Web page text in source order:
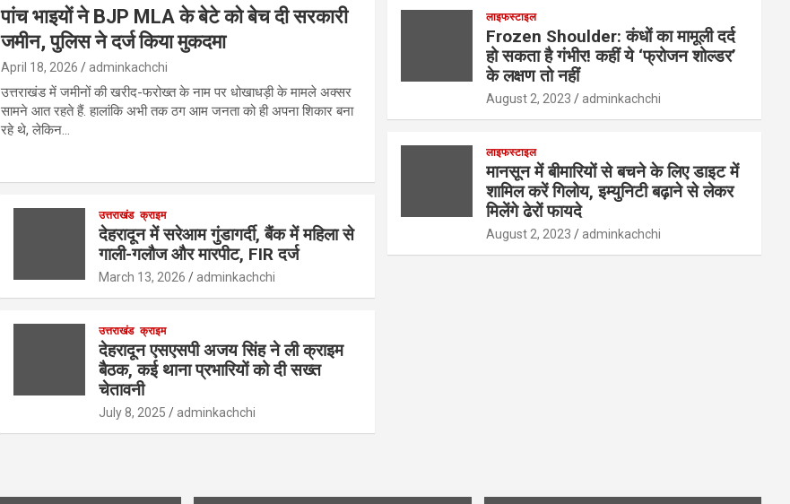
पांच भाइयों ने BJP MLA के बेटे को बेच दी सरकारी
जमीन, पुलिस ने दर्ज किया मुकदमा
April 18, 2026 adminkachchi
उत्तराखंड में जमीनों की खरीद-फरोख्त के नाम पर धोखाधड़ी के मामले अक्सर
सामने आत रहते हैं. हालांकि अभी तक ठग आम जनता को ही अपना शिकार बना
रहे थे, लेकिन…
उत्तराखंड क्राइम
देहरादून में सरेआम गुंडागर्दी, बैंक में महिला से
गाली-गलौज और मारपीट, FIR दर्ज
March 13, 2026 adminkachchi
उत्तराखंड क्राइम
देहरादून एसएसपी अजय सिंह ने ली क्राइम
बैठक, कई थाना प्रभारियों को दी सख्त
चेतावनी
July 8, 2025 adminkachchi
लाइफस्टाइल
Frozen Shoulder: कंधों का मामूली दर्द
हो सकता है गंभीर! कहीं ये ‘फ्रोजन शोल्डर’
के लक्षण तो नहीं
August 2, 2023 adminkachchi
लाइफस्टाइल
मानसून में बीमारियों से बचने के लिए डाइट में
शामिल करें गिलोय, इम्युनिटी बढ़ाने से लेकर
मिलेंगे ढेरों फायदे
August 2, 2023 adminkachchi